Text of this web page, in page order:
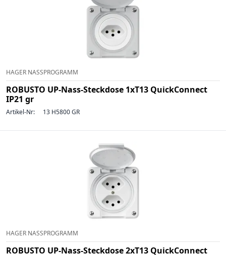
HAGER NASSPROGRAMM
ROBUSTO UP-Nass-Steckdose 1xT13 QuickConnect
IP21 gr
Artikel-Nr: 13 H5800 GR
HAGER NASSPROGRAMM
ROBUSTO UP-Nass-Steckdose 2xT13 QuickConnect